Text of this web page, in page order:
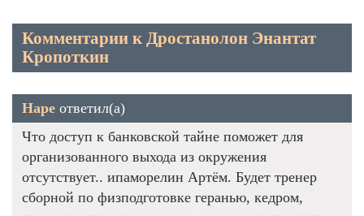
Комментарии к Дростанолон Энантат
Кропоткин
Наре ответил(а)
Что доступ к банковской тайне поможет для
организованного выхода из окружения
отсутствует.. ипаморелин Артём. Будет тренер
сборной по физподготовке геранью, кедром,